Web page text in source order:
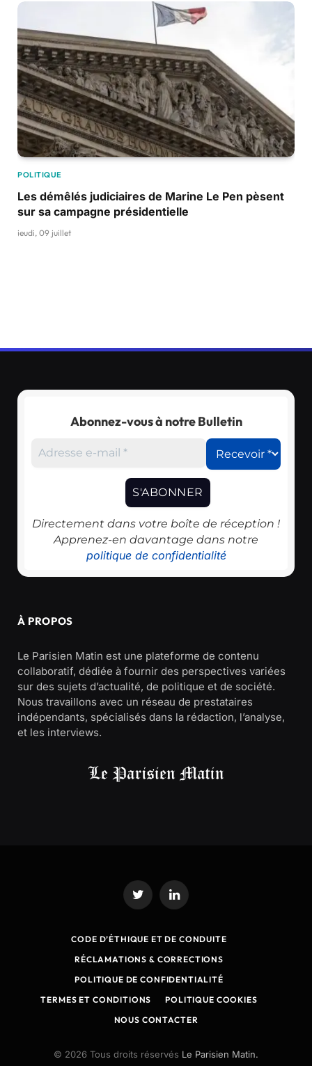
POLITIQUE
Les démêlés judiciaires de Marine Le Pen pèsent
sur sa campagne présidentielle
jeudi, 09 juillet
Abonnez-vous à notre Bulletin
Directement dans votre boîte de réception !
Apprenez-en davantage dans notre
politique de confidentialité
À PROPOS
Le Parisien Matin est une plateforme de contenu
collaboratif, dédiée à fournir des perspectives variées
sur des sujets d’actualité, de politique et de société.
Nous travaillons avec un réseau de prestataires
indépendants, spécialisés dans la rédaction, l’analyse,
et les interviews.
Twitter LinkedIn
CODE D’ÉTHIQUE ET DE CONDUITE
RÉCLAMATIONS & CORRECTIONS
POLITIQUE DE CONFIDENTIALITÉ
TERMES ET CONDITIONS
POLITIQUE COOKIES
NOUS CONTACTER
© 2026 Tous droits réservés Le Parisien Matin.